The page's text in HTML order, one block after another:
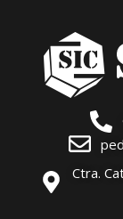
Ctra.